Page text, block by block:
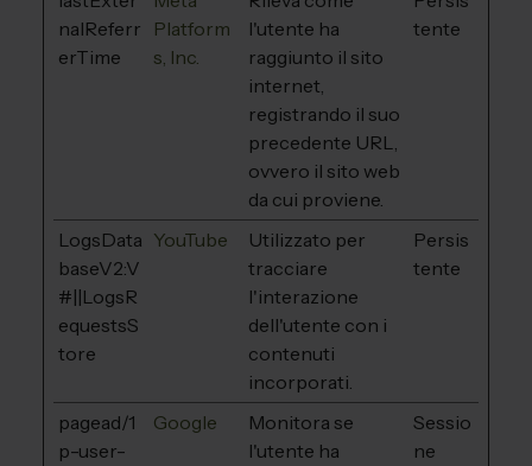
nalReferr
erTime
Platform
s, Inc.
l'utente ha
raggiunto il sito
internet,
registrando il suo
precedente URL,
ovvero il sito web
da cui proviene.
tente
LogsData
baseV2:V
#||LogsR
equestsS
tore
YouTube
Utilizzato per
tracciare
l'interazione
dell'utente con i
contenuti
incorporati.
Persis
tente
pagead/1
p-user-
Google
Monitora se
l'utente ha
Sessio
ne